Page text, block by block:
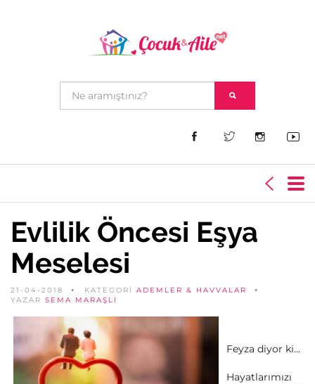
Evlilik Öncesi Eşya
Meselesi
21-04-2018 KATEGORİ ADEMLER & HAVVALAR
YAZAR SEMA MARAŞLI
Feyza diyor ki...
Hayatlarımızı